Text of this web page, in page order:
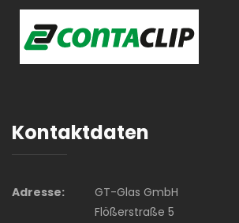
Kontaktdaten
Adresse:
GT-Glas GmbH
Flößerstraße 5